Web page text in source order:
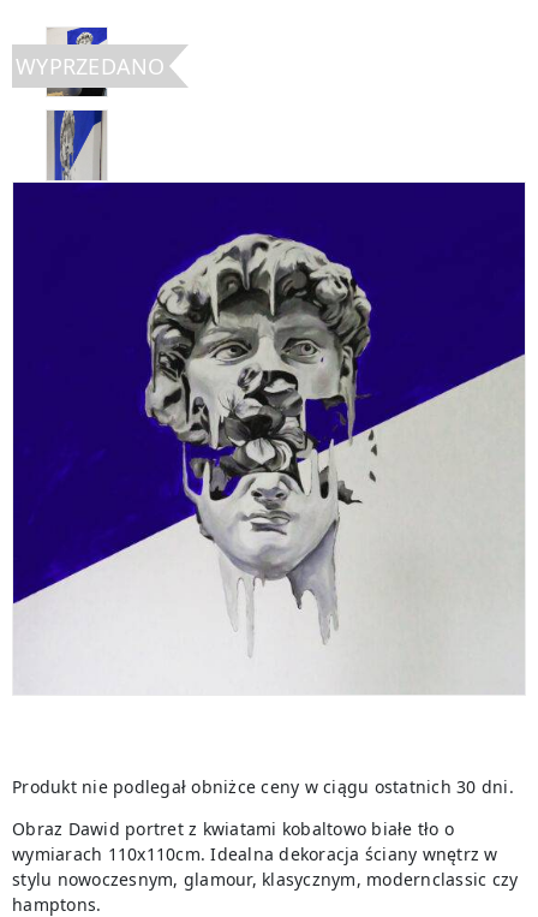
WYPRZEDANO
Produkt nie podlegał obniżce ceny w ciągu ostatnich 30 dni.
Obraz Dawid portret z kwiatami kobaltowo białe tło o
wymiarach 110x110cm. Idealna dekoracja ściany wnętrz w
stylu nowoczesnym, glamour, klasycznym, modernclassic czy
hamptons.